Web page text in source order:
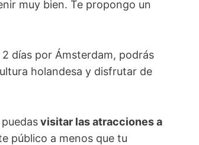
muy bien. Te propongo un
días por Ámsterdam, podrás
holandesa y disfrutar de
visitar las atracciones a
público a menos que tu